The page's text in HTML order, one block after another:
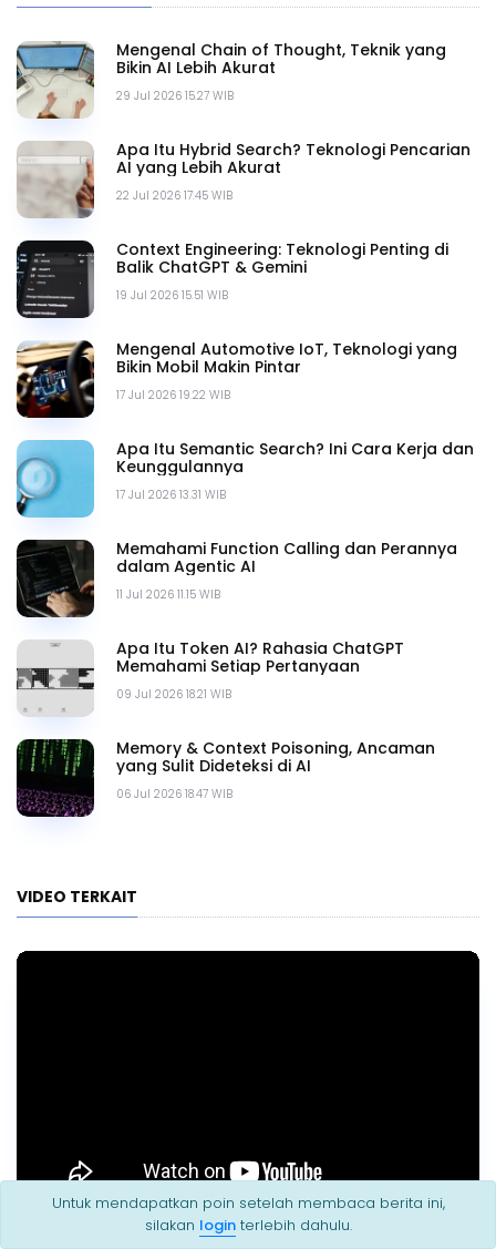
29 Jul 2026 15.27 WIB
Mengenal Chain of Thought, Teknik yang
Bikin AI Lebih Akurat
22 Jul 2026 17.45 WIB
Apa Itu Hybrid Search? Teknologi Pencarian
AI yang Lebih Akurat
19 Jul 2026 15.51 WIB
Context Engineering: Teknologi Penting di
Balik ChatGPT & Gemini
17 Jul 2026 19.22 WIB
Mengenal Automotive IoT, Teknologi yang
Bikin Mobil Makin Pintar
17 Jul 2026 13.31 WIB
Apa Itu Semantic Search? Ini Cara Kerja dan
Keunggulannya
11 Jul 2026 11.15 WIB
Memahami Function Calling dan Perannya
dalam Agentic AI
09 Jul 2026 18.21 WIB
Apa Itu Token AI? Rahasia ChatGPT
Memahami Setiap Pertanyaan
06 Jul 2026 18.47 WIB
Memory & Context Poisoning, Ancaman
yang Sulit Dideteksi di AI
VIDEO TERKAIT
Laying the Foundation for AI: Why Data Management
Untuk mendapatkan poin setelah membaca berita ini,
silakan loginterlebih dahulu.